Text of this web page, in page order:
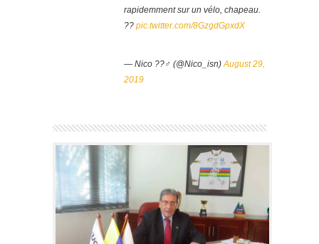
rapidemment sur un vélo, chapeau.
?? pic.twitter.com/8GzgdGpxdX
— Nico ??‍♂️ (@Nico_isn)August 29,
2019